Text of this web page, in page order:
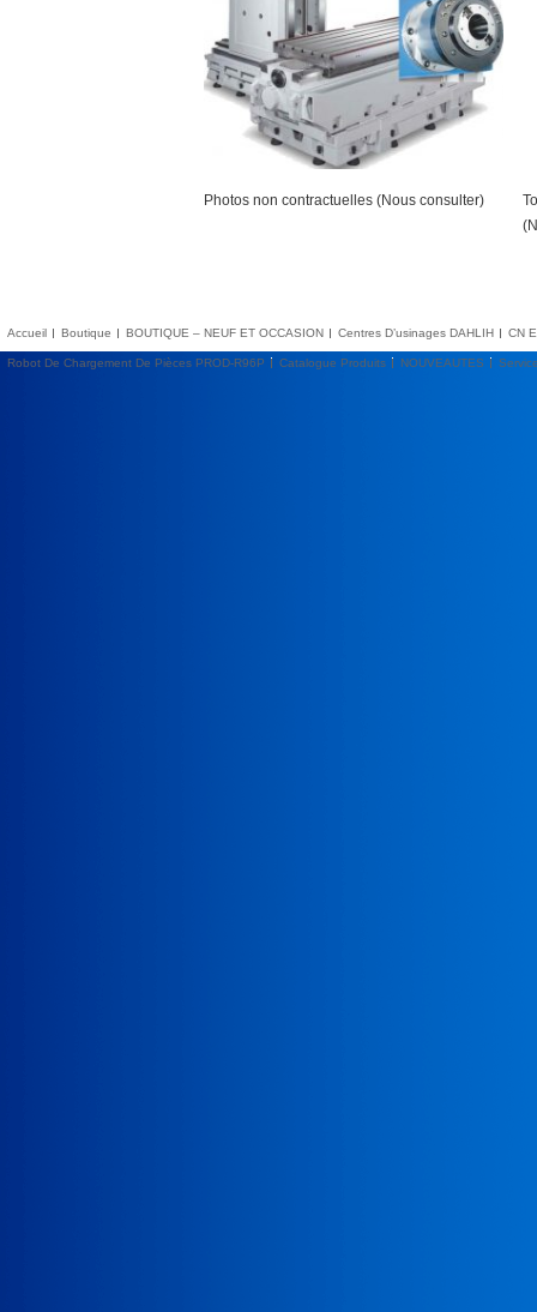
Photos non contractuelles (Nous consulter)
Accueil Boutique BOUTIQUE – NEUF ET OCCASION Centres D’usinages DAHLIH CN
Robot De Chargement De Pièces PROD-R96P Catalogue Produits NOUVEAUTES